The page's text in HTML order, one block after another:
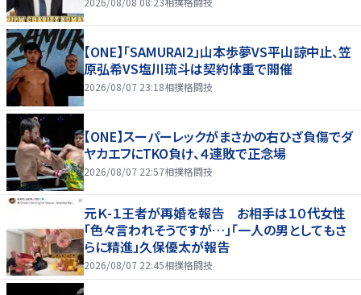
【ONE】「SAMURAI2」山本歩夢VS平山諒中止、笠
原弘希VS塩川琉斗は契約体重で開催
2026/08/07 23:18相撲格闘技
【ONE】スーパーレックがまさかの右ひざ負傷でダ
ヤカエフにTKO負け、４連敗で正念場
2026/08/07 22:57相撲格闘技
元Ｋ-１王者が再婚を報告 お相手は１０代女性
「色々言われそうですが…」「一人の男としてもさ
らに精進」久保優太が報告
2026/08/07 22:45相撲格闘技